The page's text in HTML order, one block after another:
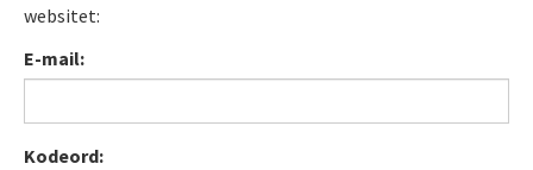
websitet:
E-mail:
Kodeord: